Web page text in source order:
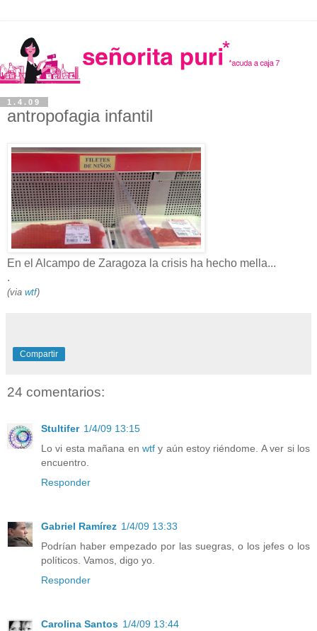
1.4.09
antropofagia infantil
En el Alcampo de Zaragoza la crisis ha hecho mella...
.
(via wtf)
Compartir
24 comentarios:
Stultifer 1/4/09 13:15
Lo vi esta mañana en wtfy aún estoy riéndome. A ver si los
encuentro.
Responder
Gabriel Ramírez 1/4/09 13:33
Podrían haber empezado por las suegras, o los jefes o los
políticos. Vamos, digo yo.
Responder
Carolina Santos 1/4/09 13:44